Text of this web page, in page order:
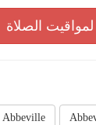
الصلاة
Abbeville